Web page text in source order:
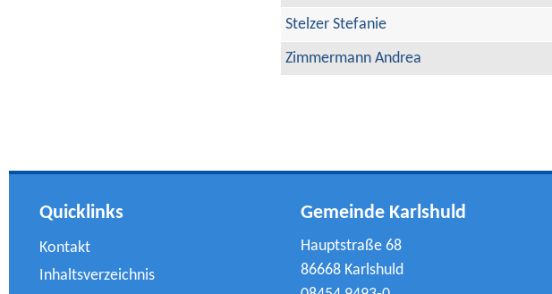
Stelzer Stefanie
Zimmermann Andrea
Quicklinks
Kontakt
Inhaltsverzeichnis
Gemeinde Karlshuld
Hauptstraße 68
86668 Karlshuld